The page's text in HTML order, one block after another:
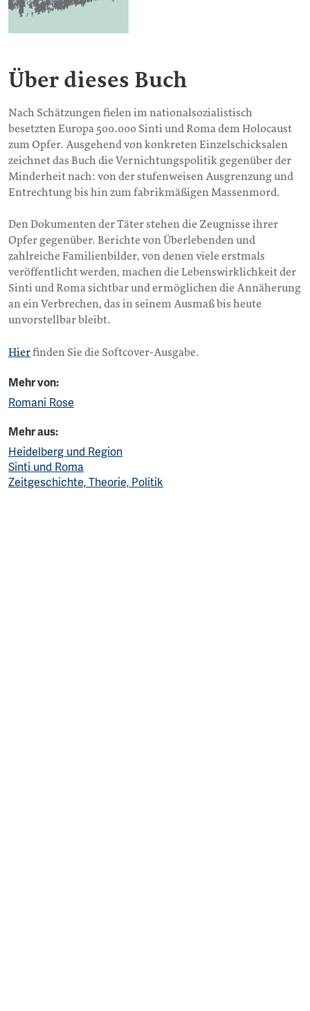
Über dieses Buch
Nach Schätzungen fielen im nationalsozialistisch
besetzten Europa 500.000 Sinti und Roma dem Holocaust
zum Opfer. Ausgehend von konkreten Einzelschicksalen
zeichnet das Buch die Vernichtungspolitik gegenüber der
Minderheit nach: von der stufenweisen Ausgrenzung und
Entrechtung bis hin zum fabrikmäßigen Massenmord.
Den Dokumenten der Täter stehen die Zeugnisse ihrer
Opfer gegenüber. Berichte von Überlebenden und
zahlreiche Familienbilder, von denen viele erstmals
veröffentlicht werden, machen die Lebenswirklichkeit der
Sinti und Roma sichtbar und ermöglichen die Annäherung
an ein Verbrechen, das in seinem Ausmaß bis heute
unvorstellbar bleibt.
Hierfinden Sie die Softcover-Ausgabe.
Mehr von:
Romani Rose
Mehr aus:
Heidelberg und Region
Sinti und Roma
Zeitgeschichte, Theorie, Politik